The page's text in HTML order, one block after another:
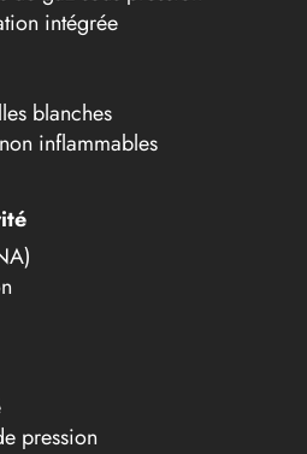
intégrée
blanches
inflammables
pression